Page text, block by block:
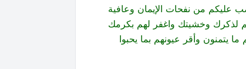
عليكم من نفحات الإيمان وعافية
لذكرك وخشيتك واغفر لهم بكرمك
يتمنون وأقر عيونهم بما يحبوا